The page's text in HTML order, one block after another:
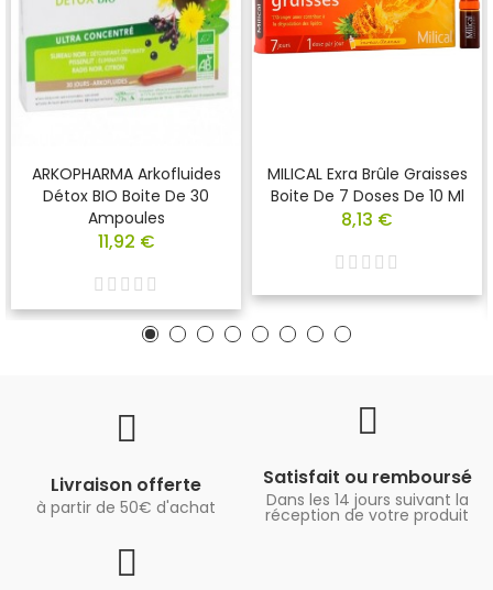
ARKOPHARMA Arkofluides
Détox BIO Boite De 30
Ampoules
11,92 €
MILICAL Exra Brûle Graisses
Boite De 7 Doses De 10 Ml
8,13 €
Livraison offerte
à partir de 50€ d'achat
Satisfait ou remboursé
Dans les 14 jours suivant la
réception de votre produit